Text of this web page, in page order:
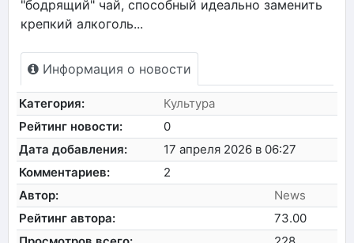
"бодрящий" чай, способный идеально заменить
крепкий алкоголь...
Информация о новости
Категория:
Культура
Рейтинг новости:
0
Дата добавления:
17 апреля 2026 в 06:27
Комментариев:
2
Автор:
News
Рейтинг автора:
73.00